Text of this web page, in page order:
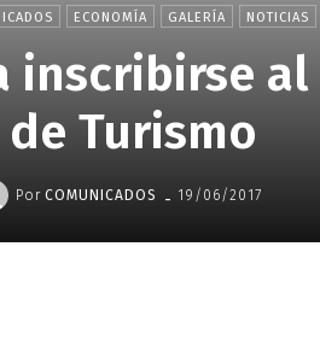
ECONOMÍA GALERÍA NOTICIAS
inscribirse
de Turismo
Por COMUNICADOS - 19/06/2017